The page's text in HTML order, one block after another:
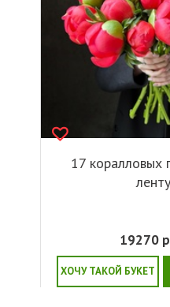
17 коралловых
ленту
19270
ХОЧУ ТАКОЙ БУКЕТ